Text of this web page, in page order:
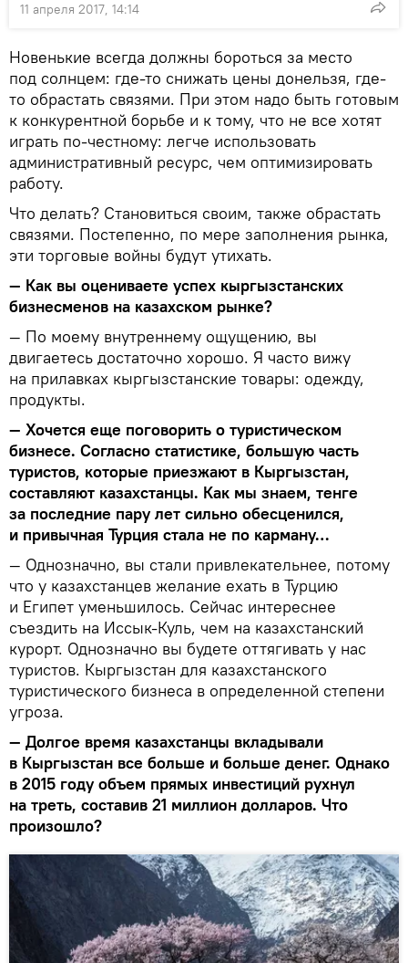
11 апреля 2017, 14:14
Новенькие всегда должны бороться за место
под солнцем: где-то снижать цены донельзя, где-
то обрастать связями. При этом надо быть готовым
к конкурентной борьбе и к тому, что не все хотят
играть по-честному: легче использовать
административный ресурс, чем оптимизировать
работу.
Что делать? Становиться своим, также обрастать
связями. Постепенно, по мере заполнения рынка,
эти торговые войны будут утихать.
— Как вы оцениваете успех кыргызстанских
бизнесменов на казахском рынке?
— По моему внутреннему ощущению, вы
двигаетесь достаточно хорошо. Я часто вижу
на прилавках кыргызстанские товары: одежду,
продукты.
— Хочется еще поговорить о туристическом
бизнесе. Согласно статистике, большую часть
туристов, которые приезжают в Кыргызстан,
составляют казахстанцы. Как мы знаем, тенге
за последние пару лет сильно обесценился,
и привычная Турция стала не по карману…
— Однозначно, вы стали привлекательнее, потому
что у казахстанцев желание ехать в Турцию
и Египет уменьшилось. Сейчас интереснее
съездить на Иссык-Куль, чем на казахстанский
курорт. Однозначно вы будете оттягивать у нас
туристов. Кыргызстан для казахстанского
туристического бизнеса в определенной степени
угроза.
— Долгое время казахстанцы вкладывали
в Кыргызстан все больше и больше денег. Однако
в 2015 году объем прямых инвестиций рухнул
на треть, составив 21 миллион долларов. Что
произошло?